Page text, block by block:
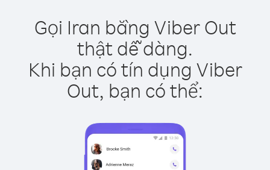
Gọi Iran bằng Viber Out
thật dễ dàng.
Khi bạn có tín dụng Viber
Out, bạn có thể: